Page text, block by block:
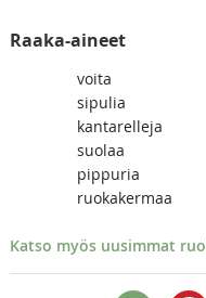
Raaka-aineet
voita
sipulia
kantarelleja
suolaa
pippuria
ruokakermaa
Katso myös uusimmat